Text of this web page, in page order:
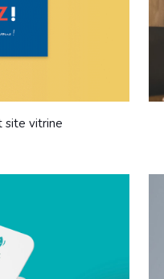
site vitrine